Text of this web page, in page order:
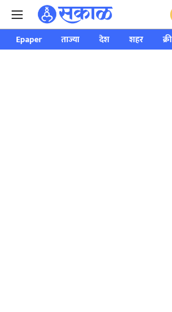
Epaper ताज्या देश शहर